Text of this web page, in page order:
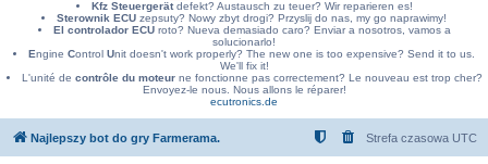
Kfz Steuergerätdefekt? Austausch zu teuer? Wir reparieren es!
Sterownik ECU zepsuty? Nowy zbyt drogi? Przyslij do nas, my go naprawimy!
El controlador ECUroto? Nueva demasiado caro? Enviar a nosotros, vamos a
solucionarlo!
Engine Control Unit doesn't work properly? The new one is too expensive? Send it to us.
We'll fix it!
L'unité de contrôle du moteurne fonctionne pas correctement? Le nouveau est trop cher?
Envoyez-le nous. Nous allons le réparer!
ecutronics.de
Najlepszy bot do gry Farmerama. Strefa czasowa UTC